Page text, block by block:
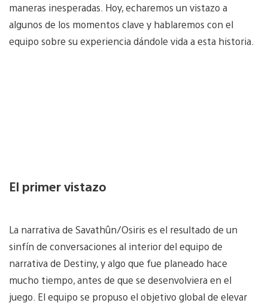
maneras inesperadas. Hoy, echaremos un vistazo a
algunos de los momentos clave y hablaremos con el
equipo sobre su experiencia dándole vida a esta historia.
El primer vistazo
La narrativa de Savathûn/Osiris es el resultado de un
sinfín de conversaciones al interior del equipo de
narrativa de Destiny, y algo que fue planeado hace
mucho tiempo, antes de que se desenvolviera en el
juego. El equipo se propuso el objetivo global de elevar